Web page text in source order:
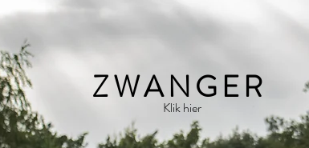
ZWANGER
Klik hier